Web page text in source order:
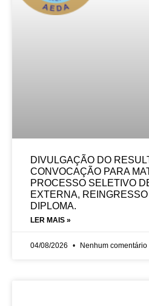
DIVULGAÇÃO DO
CONVOCAÇÃO PARA
PROCESSO SELETIVO
EXTERNA,
DIPLOMA.
LER MAIS »
04/08/2026 Nenhum comentário